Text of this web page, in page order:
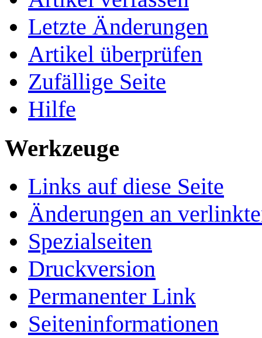
Letzte Änderungen
Artikel überprüfen
Zufällige Seite
Hilfe
Werkzeuge
Links auf diese Seite
Änderungen an
Spezialseiten
Druckversion
Permanenter Link
Seiten­­informationen